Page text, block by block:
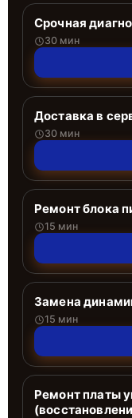
Срочная
30 мин
Доставка в
30 мин
Ремонт блока
15 мин
Замена
15 мин
Ремонт платы